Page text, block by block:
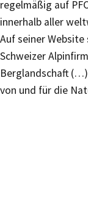
regelmäßig auf
innerhalb aller
Auf seiner Website
Schweizer
Berglandschaft
von und für die